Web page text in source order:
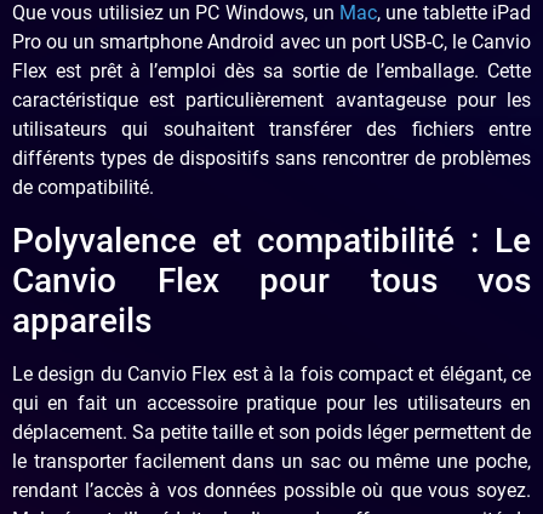
Que vous utilisiez un PC Windows, un Mac, une tablette iPad
Pro ou un smartphone Android avec un port USB-C, le Canvio
Flex est prêt à l’emploi dès sa sortie de l’emballage. Cette
caractéristique est particulièrement avantageuse pour les
utilisateurs qui souhaitent transférer des fichiers entre
différents types de dispositifs sans rencontrer de problèmes
de compatibilité.
Polyvalence et compatibilité : Le
Canvio Flex pour tous vos
appareils
Le design du Canvio Flex est à la fois compact et élégant, ce
qui en fait un accessoire pratique pour les utilisateurs en
déplacement. Sa petite taille et son poids léger permettent de
le transporter facilement dans un sac ou même une poche,
rendant l’accès à vos données possible où que vous soyez.